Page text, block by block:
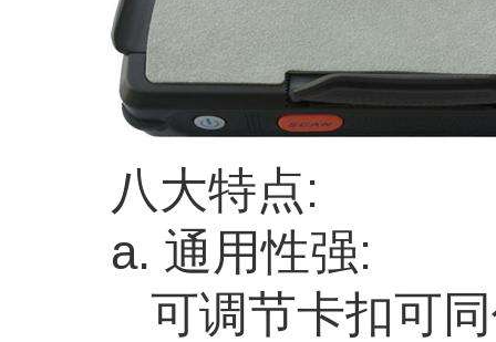
八大特点:
a. 通用性强:
可调节卡扣可